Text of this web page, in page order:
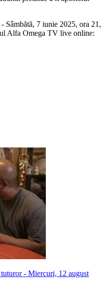
7 iunie 2025, ora 21,
Alfa Omega TV live online:
- Miercuri, 12 august